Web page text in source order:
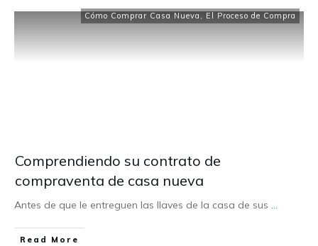
Cómo Comprar Casa Nueva , El Proceso de Compra
Comprendiendo su contrato de
compraventa de casa nueva
Antes de que le entreguen las llaves de la casa de sus ...
Read More